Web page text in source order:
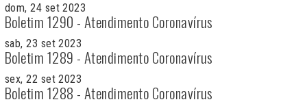
dom, 24 set 2023
Boletim 1290 - Atendimento Coronavírus
sab, 23 set 2023
Boletim 1289 - Atendimento Coronavírus
sex, 22 set 2023
Boletim 1288 - Atendimento Coronavírus